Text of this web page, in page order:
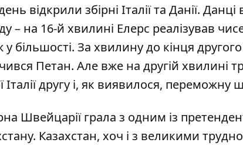
відкрили збірні Італії та Данії.
– на 16-й хвилині Елерс реалізував
у більшості. За хвилину до кінця
Петан. Але вже на другій хвилині
другу і, як виявилося, переможну
Швейцарії грала з одним із
Казахстан, хоч і з великими